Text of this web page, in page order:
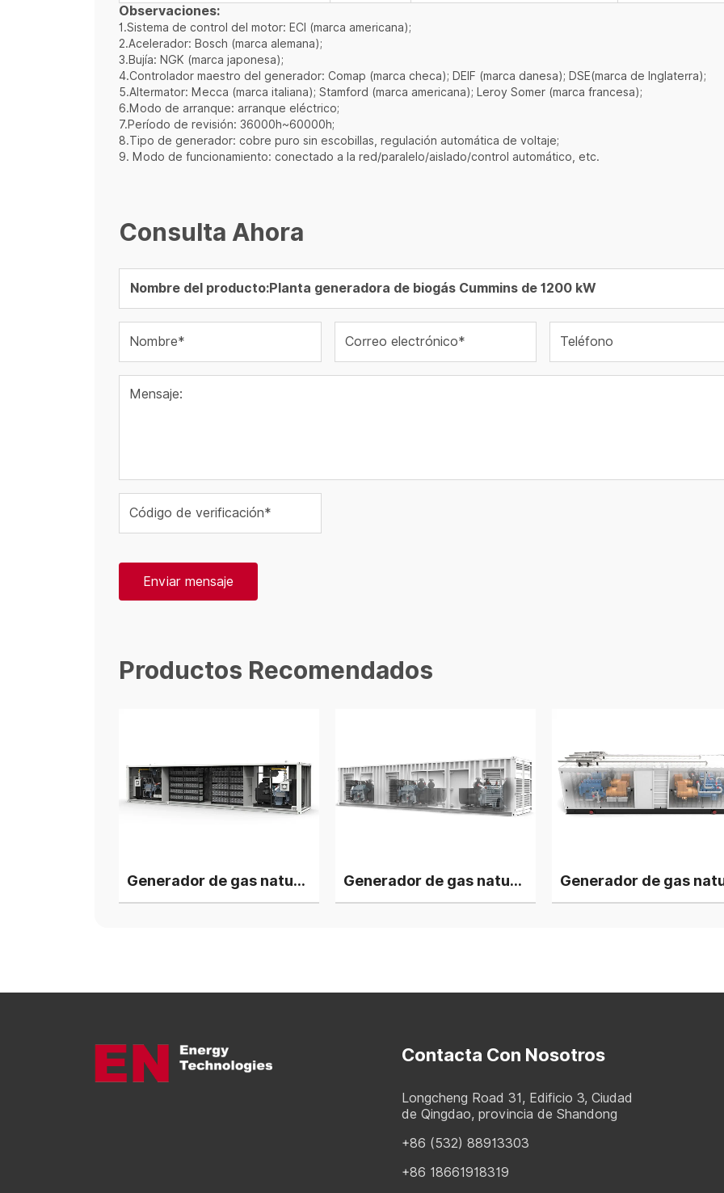
Observaciones:
1.Sistema de control del motor: ECI (marca americana);
2.Acelerador: Bosch (marca alemana);
3.Bujía: NGK (marca japonesa);
4.Controlador maestro del generador: Comap (marca checa); DEIF (marca danesa); DSE(marca de Inglaterra);
5.Altermator: Mecca (marca italiana); Stamford (marca americana); Leroy Somer (marca francesa);
6.Modo de arranque: arranque eléctrico;
7.Período de revisión: 36000h~60000h;
8.Tipo de generador: cobre puro sin escobillas, regulación automática de voltaje;
9. Modo de funcionamiento: conectado a la red/paralelo/aislado/control automático, etc.
Consulta Ahora
Nombre* Correo electrónico* Teléfono
Mensaje:
Código de verificación*
Enviar mensaje
Productos Recomendados
Generador de gas natural Deutz V12 de 1 MW, 2 conjuntos en paralelo Generador de gas natural Deutz V12 de 1,5 MW con 3 grupos electrógenos en paralelo Generador de gas natural Deutz V12 de 2 MW, 4 grupos en planta de energía en paralelo
Contacta Con Nosotros
Longcheng Road 31, Edificio 3, Ciudad
de Qingdao, provincia de Shandong
+86 (532) 88913303
+86 18661918319